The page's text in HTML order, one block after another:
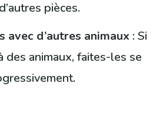
pièces.
avec d’autres animaux : Si
des animaux, faites-les se